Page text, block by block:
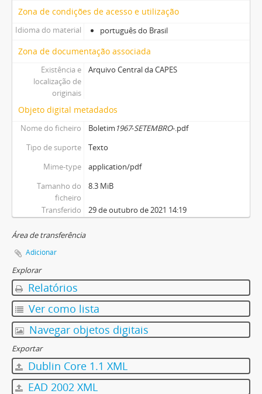
Zona de condições de acesso e utilização
Idioma do material português do Brasil
Zona de documentação associada
Existência e
localização de
originais
Arquivo Central da CAPES
Objeto digital metadados
Nome do ficheiro Boletim 1967-SETEMBRO-.pdf
Tipo de suporte
Texto
Mime-type
application/pdf
Tamanho do
ficheiro
8.3 MiB
Transferido 29 de outubro de 2021 14:19
Área de transferência
Adicionar
Explorar
Relatórios
Ver como lista
Navegar objetos digitais
Exportar
Dublin Core 1.1 XML
EAD 2002 XML